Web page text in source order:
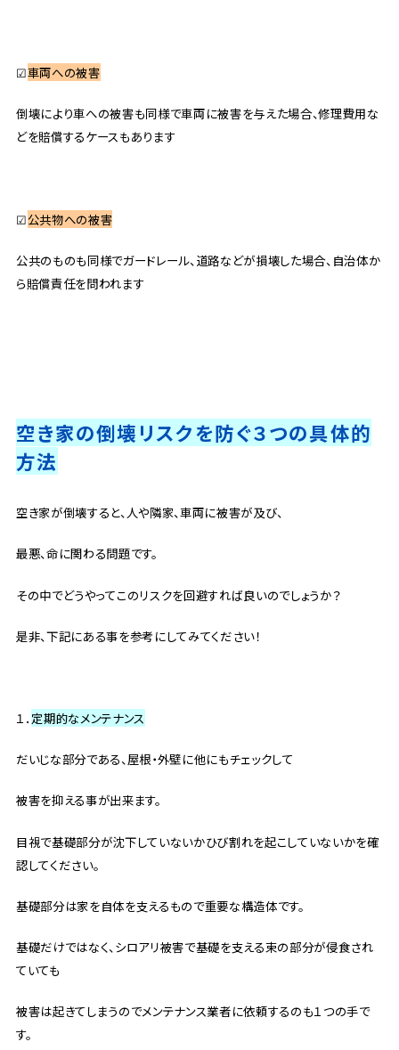
☑車両への被害
倒壊により車への被害も同様で車両に被害を与えた場合、修理費用な
どを賠償するケースもあります
☑公共物への被害
公共のものも同様でガードレール、道路などが損壊した場合、自治体か
ら賠償責任を問われます
空き家の倒壊リスクを防ぐ３つの具体的
方法
空き家が倒壊すると、人や隣家、車両に被害が及び、
最悪、命に関わる問題です。
その中でどうやってこのリスクを回避すれば良いのでしょうか？
是非、下記にある事を参考にしてみてください！
１． 定期的なメンテナンス
だいじな部分である、屋根・外壁に他にもチェックして
被害を抑える事が出来ます。
目視で基礎部分が沈下していないかひび割れを起こしていないかを確
認してください。
基礎部分は家を自体を支えるもので重要な構造体です。
基礎だけではなく、シロアリ被害で基礎を支える束の部分が侵食され
ていても
被害は起きてしまうのでメンテナンス業者に依頼するのも１つの手で
す。